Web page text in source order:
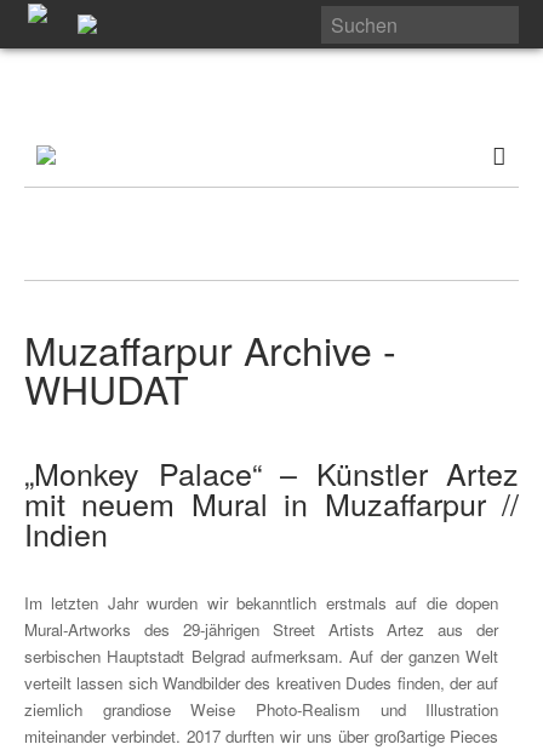
Muzaffarpur Archive -
WHUDAT
„Monkey Palace“ – Künstler Artez
mit neuem Mural in Muzaffarpur //
Indien
Im letzten Jahr wurden wir bekanntlich erstmals auf die dopen
Mural-Artworks des 29-jährigen Street Artists Artez aus der
serbischen Hauptstadt Belgrad aufmerksam. Auf der ganzen Welt
verteilt lassen sich Wandbilder des kreativen Dudes finden, der auf
ziemlich grandiose Weise Photo-Realism und Illustration
miteinander verbindet. 2017 durften wir uns über großartige Pieces